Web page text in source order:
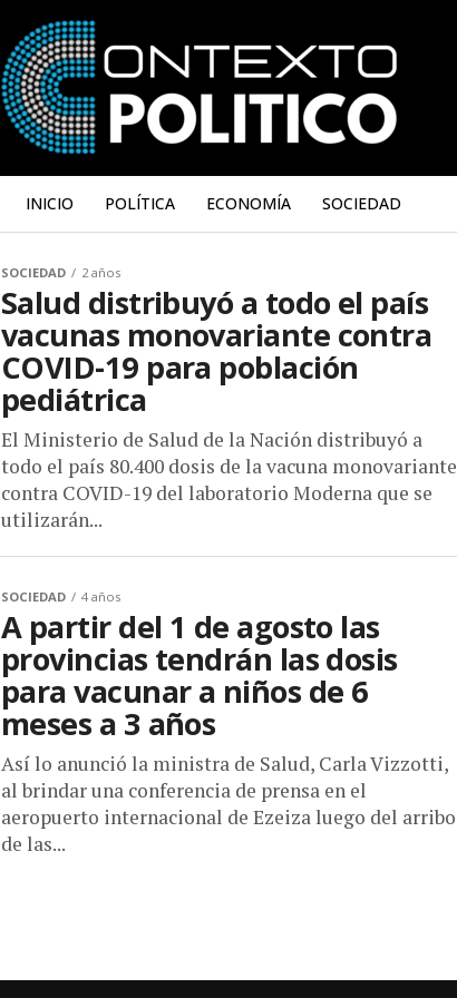
INICIO POLÍTICA ECONOMÍA SOCIEDAD
SOCIEDAD 2 años
Salud distribuyó a todo el país
vacunas monovariante contra
COVID-19 para población
pediátrica
El Ministerio de Salud de la Nación distribuyó a
todo el país 80.400 dosis de la vacuna monovariante
contra COVID-19 del laboratorio Moderna que se
utilizarán...
SOCIEDAD 4 años
A partir del 1 de agosto las
provincias tendrán las dosis
para vacunar a niños de 6
meses a 3 años
Así lo anunció la ministra de Salud, Carla Vizzotti,
al brindar una conferencia de prensa en el
aeropuerto internacional de Ezeiza luego del arribo
de las...